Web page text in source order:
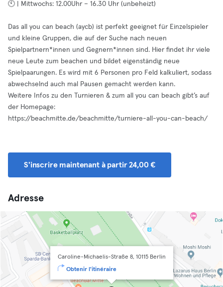
🕙 | Mittwochs: 12.00Uhr – 16.30 Uhr (unbeheizt)
Das all you can beach (aycb) ist perfekt geeignet für Einzelspieler
und kleine Gruppen, die auf der Suche nach neuen
Spielpartnern*innen und Gegnern*innen sind. Hier findet ihr viele
neue Leute zum beachen und bildet eigenständig neue
Spielpaarungen. Es wird mit 6 Personen pro Feld kalkuliert, sodass
abwechselnd auch mal Pausen gemacht werden kann.
Weitere Infos zu den Turnieren & zum all you can beach gibt’s auf
der Homepage:
https://beachmitte.de/beachmitte/turniere-all-you-can-beach/
S'inscrire maintenant à partir 24,00 €
Adresse
Caroline-Michaelis-Straße 8, 10115 Berlin
Obtenir l'itinéraire